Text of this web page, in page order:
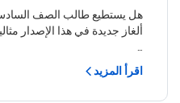
هل يستطيع طالب الصف
ألغاز جديدة في هذا الإصدار
…
اقرأ المزيد